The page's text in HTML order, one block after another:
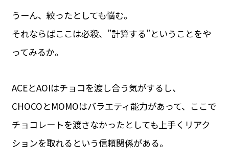
うーん、絞ったとしても悩む。
それならばここは必殺、”計算する”ということをや
ってみるか。
ACEとAOIはチョコを渡し合う気がするし、
CHOCOとMOMOはバラエティ能力があって、ここで
チョコレートを渡さなかったとしても上手くリアク
ションを取れるという信頼関係がある。